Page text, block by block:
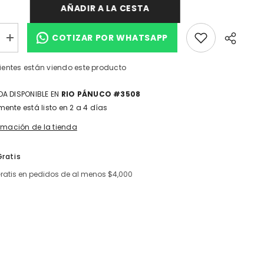
I18n
Error:
interpolation
for
&quot;Aumentar
la
de
}}&quot;
AÑADIR A LA CESTA
COTIZAR POR WHATSAPP
están viendo este producto
DISPONIBLE EN RIO PÁNUCO #3508
está listo en 2 a 4 días
de la tienda
en pedidos de al menos $4,000